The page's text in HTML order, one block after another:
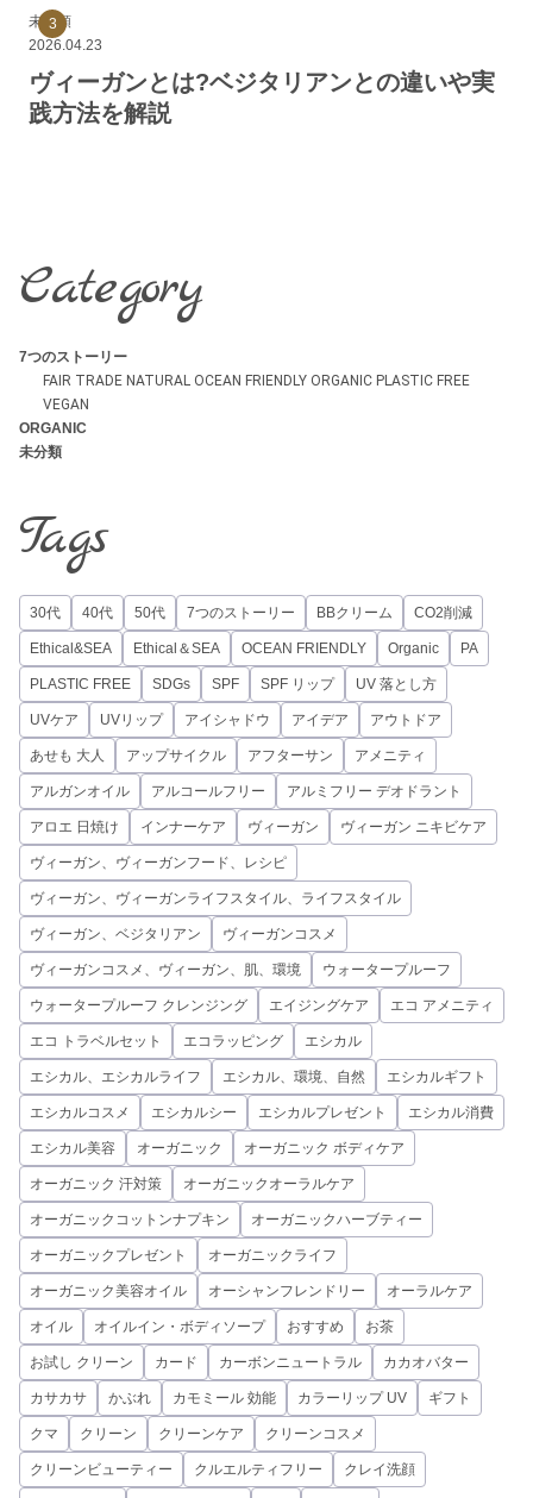
未分類
2026.04.23
ヴィーガンとは?ベジタリアンとの違いや実
践方法を解説
Category
7つのストーリー
FAIR TRADE NATURAL OCEAN FRIENDLY ORGANIC PLASTIC FREE
VEGAN
ORGANIC
未分類
Tags
30代 40代 50代 7つのストーリー BBクリーム CO2削減
Ethical&SEA Ethical＆SEA OCEAN FRIENDLY Organic PA
PLASTIC FREE SDGs SPF SPF リップ UV 落とし方
UVケア UVリップ アイシャドウ アイデア アウトドア
あせも 大人 アップサイクル アフターサン アメニティ
アルガンオイル アルコールフリー アルミフリー デオドラント
アロエ 日焼け インナーケア ヴィーガン ヴィーガン ニキビケア
ヴィーガン、ヴィーガンフード、レシピ
ヴィーガン、ヴィーガンライフスタイル、ライフスタイル
ヴィーガン、ベジタリアン ヴィーガンコスメ
ヴィーガンコスメ、ヴィーガン、肌、環境 ウォータープルーフ
ウォータープルーフ クレンジング エイジングケア エコ アメニティ
エコ トラベルセット エコラッピング エシカル
エシカル、エシカルライフ エシカル、環境、自然 エシカルギフト
エシカルコスメ エシカルシー エシカルプレゼント エシカル消費
エシカル美容 オーガニック オーガニック ボディケア
オーガニック 汗対策 オーガニックオーラルケア
オーガニックコットンナプキン オーガニックハーブティー
オーガニックプレゼント オーガニックライフ
オーガニック美容オイル オーシャンフレンドリー オーラルケア
オイル オイルイン・ボディソープ おすすめ お茶
お試し クリーン カード カーボンニュートラル カカオバター
カサカサ かぶれ カモミール 効能 カラーリップ UV ギフト
クマ クリーン クリーンケア クリーンコスメ
クリーンビューティー クルエルティフリー クレイ洗顔